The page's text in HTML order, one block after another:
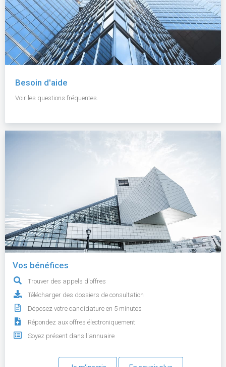
Besoin d'aide
Voir les questions fréquentes.
Vos bénéfices
Trouver des appels d'offres
Télécharger des dossiers de consultation
Déposez votre candidature en 5 minutes
Répondez aux offres électroniquement
Soyez présent dans l'annuaire